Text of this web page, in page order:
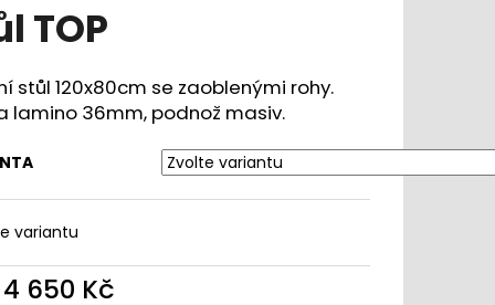
TOP
stůl 120x80cm se zaoblenými rohy.
lamino 36mm, podnož masiv.
variantu
4 650 Kč
DUCK